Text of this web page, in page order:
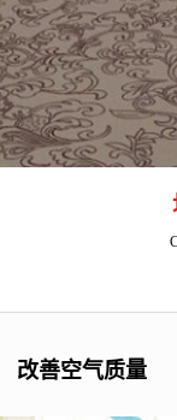
改善空气质量